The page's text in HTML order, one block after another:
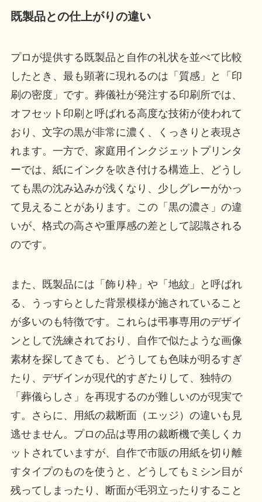
既製品との仕上がりの違い
プロが提供する既製品と自作の礼状を並べて比較
したとき、最も顕著に現れるのは「質感」と「印
刷の密度」です。葬儀社が発注する印刷所では、
オフセット印刷と呼ばれる高度な技術が使われて
おり、文字の黒が非常に濃く、くっきりと表現さ
れます。一方で、家庭用インクジェットプリンタ
ーでは、紙にインクを吹き付ける構造上、どうし
ても黒の沈み込みが浅くなり、少しグレーがかっ
て見えることがあります。この「黒の濃さ」の違
いが、格式の高さや重厚感の差として認識される
のです。
また、既製品には「飾り枠」や「地紋」と呼ばれ
る、うっすらとした背景模様が施されていること
が多いのも特徴です。これらは弔事専用のデザイ
ンとして洗練されており、自作で似たような画像
素材を探してきても、どうしても色味が明るすぎ
たり、デザインが現代的すぎたりして、独特の
「葬儀らしさ」を再現するのが難しいのが現実で
す。さらに、用紙の裁断面（エッジ）の違いも見
逃せません。プロの品は専用の裁断機で美しくカ
ットされていますが、自作で市販の用紙を切り離
すタイプのものを使うと、どうしてもミシン目が
残ってしまったり、断面が毛羽立ったりすること